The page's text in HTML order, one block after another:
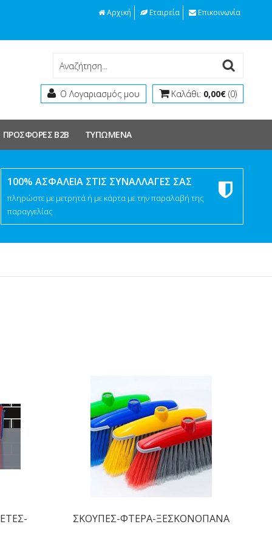
Αρχική Εταιρεία Επικοινωνία
Ο Λογαριασμός μου Καλάθι: 0,00€ (0)
ΠΡΟΣΦΟΡΕΣ Β2Β ΤΥΠΩΜΕΝΑ
100% ΑΣΦΑΛΕΙΑ ΣΤΙΣ ΣΥΝΑΛΛΑΓΕΣ ΣΑΣ
πληρώστε με μετρητά ή με κάρτα με την παραλαβή της
παραγγελίας
ΣΚΟΥΠΕΣ-ΦΤΕΡΑ-ΞΕΣΚΟΝΟΠΑΝΑ